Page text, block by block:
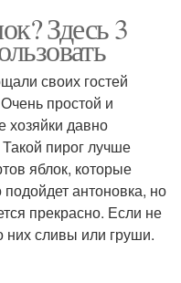
Здесь 3
своих гостей
простой и
хозяйки давно
пирог лучше
яблок, которые
антоновка, но
прекрасно. Если не
них сливы или груши.